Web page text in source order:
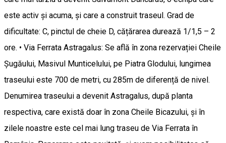
este activ și acuma, și care a construit traseul. Grad de
dificultate: C, pinctul de cheie D, cățărarea durează 1/1,5 – 2
ore. • Via Ferrata Astragalus: Se află în zona rezervației Cheile
Șugăului, Masivul Munticelului, pe Piatra Glodului, lungimea
traseului este 700 de metri, cu 285m de diferență de nivel.
Denumirea traseului a devenit Astragalus, după planta
respectiva, care există doar în zona Cheile Bicazului, și în
zilele noastre este cel mai lung traseu de Via Ferrata în